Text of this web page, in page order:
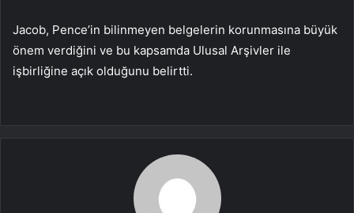
Jacob, Pence’in bilinmeyen belgelerin korunmasına büyük
önem verdiğini ve bu kapsamda Ulusal Arşivler ile
işbirliğine açık olduğunu belirtti.